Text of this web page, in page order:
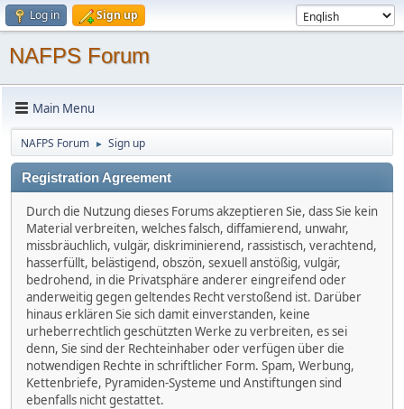
Log in Sign up
NAFPS Forum
Main Menu
NAFPS Forum ► Sign up
Registration Agreement
Durch die Nutzung dieses Forums akzeptieren Sie, dass Sie kein
Material verbreiten, welches falsch, diffamierend, unwahr,
missbräuchlich, vulgär, diskriminierend, rassistisch, verachtend,
hasserfüllt, belästigend, obszön, sexuell anstößig, vulgär,
bedrohend, in die Privatsphäre anderer eingreifend oder
anderweitig gegen geltendes Recht verstoßend ist. Darüber
hinaus erklären Sie sich damit einverstanden, keine
urheberrechtlich geschützten Werke zu verbreiten, es sei
denn, Sie sind der Rechteinhaber oder verfügen über die
notwendigen Rechte in schriftlicher Form. Spam, Werbung,
Kettenbriefe, Pyramiden-Systeme und Anstiftungen sind
ebenfalls nicht gestattet.